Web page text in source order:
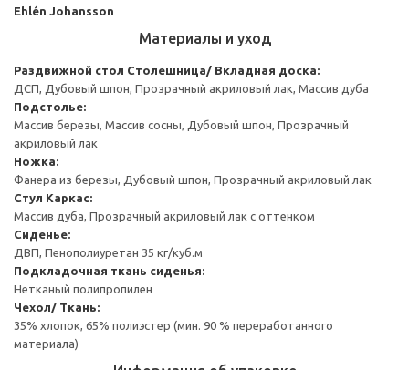
Ehlén Johansson
Материалы и уход
Раздвижной стол Столешница/ Вкладная доска:
ДСП, Дубовый шпон, Прозрачный акриловый лак, Массив дуба
Подстолье:
Массив березы, Массив сосны, Дубовый шпон, Прозрачный
акриловый лак
Ножка:
Фанера из березы, Дубовый шпон, Прозрачный акриловый лак
Стул Каркас:
Массив дуба, Прозрачный акриловый лак с оттенком
Сиденье:
ДВП, Пенополиуретан 35 кг/куб.м
Подкладочная ткань сиденья:
Нетканый полипропилен
Чехол/ Ткань:
35% хлопок, 65% полиэстер (мин. 90 % переработанного
материала)